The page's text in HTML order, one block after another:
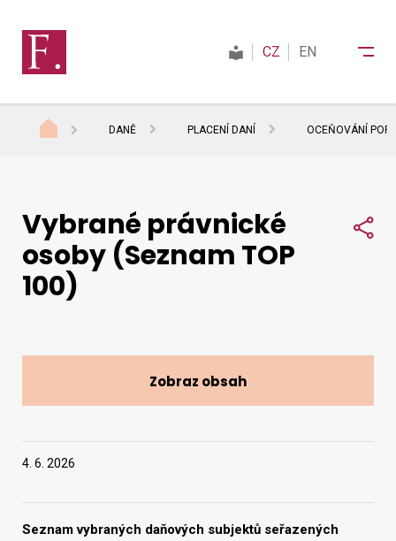
Daně
Mezinárodní spolupráce
Vyhledat na webu
CZ EN
DANĚ PLACENÍ DANÍ OCEŇOVÁNÍ
4. 6. 2026
Seznam vybraných daňových subjektů seřazených
Vybrané právnické
osoby (Seznam TOP
100)
Zobraz obsah